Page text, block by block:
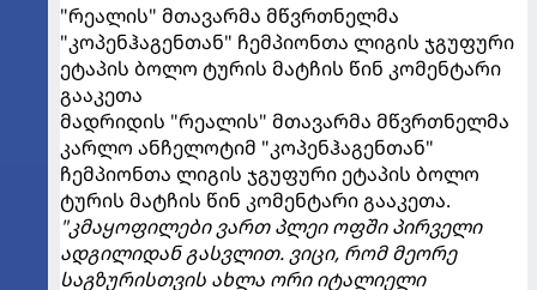
"რეალის" მთავარმა მწვრთნელმა
"კოპენჰაგენთან" ჩემპიონთა ლიგის ჯგუფური
ეტაპის ბოლო ტურის მატჩის წინ კომენტარი
გააკეთა
მადრიდის "რეალის" მთავარმა მწვრთნელმა
კარლო ანჩელოტიმ "კოპენჰაგენთან"
ჩემპიონთა ლიგის ჯგუფური ეტაპის ბოლო
ტურის მატჩის წინ კომენტარი გააკეთა.
"კმაყოფილები ვართ პლეი ოფში პირველი
ადგილიდან გასვლით. ვიცი, რომ მეორე
საგზურისთვის ახლა ორი იტალიელი